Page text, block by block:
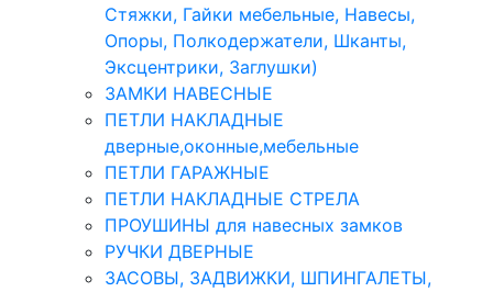
Стяжки, Гайки мебельные, Навесы,
Опоры, Полкодержатели, Шканты,
Эксцентрики, Заглушки)
ЗАМКИ НАВЕСНЫЕ
ПЕТЛИ НАКЛАДНЫЕ
дверные,оконные,мебельные
ПЕТЛИ ГАРАЖНЫЕ
ПЕТЛИ НАКЛАДНЫЕ СТРЕЛА
ПРОУШИНЫ для навесных замков
РУЧКИ ДВЕРНЫЕ
ЗАСОВЫ, ЗАДВИЖКИ, ШПИНГАЛЕТЫ,